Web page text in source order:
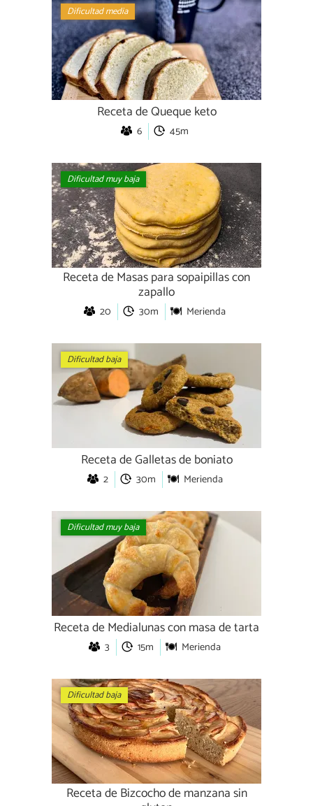
Dificultad media
Receta de Queque keto
6 45m
Dificultad muy baja
Receta de Masas para sopaipillas con
zapallo
20 30m Merienda
Dificultad baja
Receta de Galletas de boniato
2 30m Merienda
Dificultad muy baja
Receta de Medialunas con masa de tarta
3 15m Merienda
Dificultad baja
Receta de Bizcocho de manzana sin